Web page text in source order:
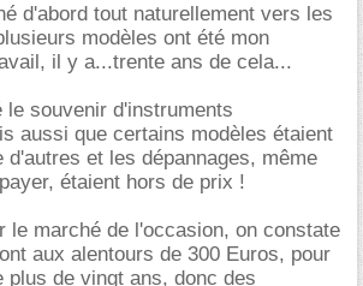
d'abord tout naturellement vers les
modèles ont été mon
il y a...trente ans de cela...
le souvenir d'instruments
aussi que certains modèles étaient
d'autres et les dépannages, même
étaient hors de prix !
le marché de l'occasion, on constate
aux alentours de 300 Euros, pour
plus de vingt ans, donc des